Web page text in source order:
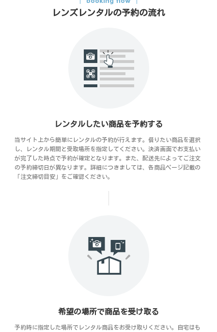
レンズレンタルの予約の流れ
レンタルしたい商品を予約する
当サイト上から簡単にレンタルの予約が行えます。借りたい商品を選択
し、レンタル期間と受取場所を指定してください。決済画面でお支払い
が完了した時点で予約が確定となります。また、配送先によってご注文
の予約締切日が異なります。詳細につきましては、各商品ページ記載の
「注文締切目安」をご確認ください。
希望の場所で商品を受け取る
予約時に指定した場所でレンタル商品をお受け取りください。自宅はも